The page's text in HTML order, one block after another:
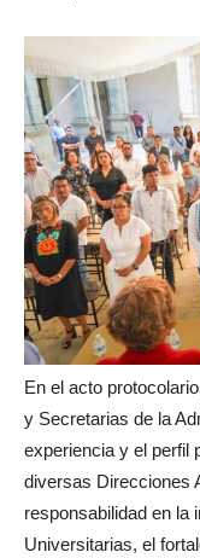
En el acto
y Secretarias de la
experiencia y el perfil
diversas Direcciones
responsabilidad en la
Universitarias, el